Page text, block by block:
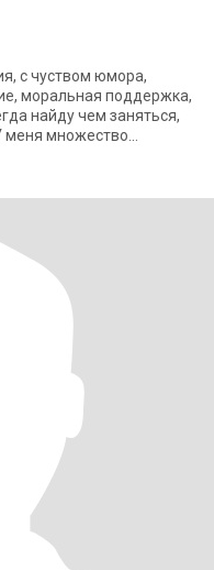
с чуством юмора,
моральная поддержка,
найду чем заняться,
меня множество